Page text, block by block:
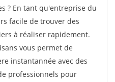
? En tant qu'entreprise du
facile de trouver des
à réaliser rapidement.
vous permet de
instantannée avec des
professionnels pour